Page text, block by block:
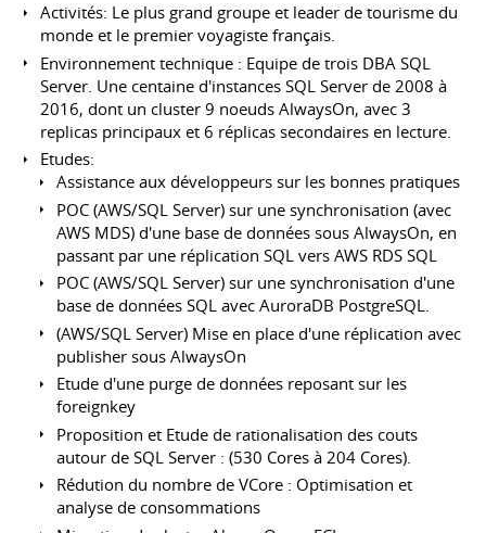
Activités: Le plus grand groupe et leader de tourisme du
monde et le premier voyagiste français.
Environnement technique : Equipe de trois DBA SQL
Server. Une centaine d'instances SQL Server de 2008 à
2016, dont un cluster 9 noeuds AlwaysOn, avec 3
replicas principaux et 6 réplicas secondaires en lecture.
Etudes:
Assistance aux développeurs sur les bonnes pratiques
POC (AWS/SQL Server) sur une synchronisation (avec
AWS MDS) d'une base de données sous AlwaysOn, en
passant par une réplication SQL vers AWS RDS SQL
POC (AWS/SQL Server) sur une synchronisation d'une
base de données SQL avec AuroraDB PostgreSQL.
(AWS/SQL Server) Mise en place d'une réplication avec
publisher sous AlwaysOn
Etude d'une purge de données reposant sur les
foreignkey
Proposition et Etude de rationalisation des couts
autour de SQL Server : (530 Cores à 204 Cores).
Rédution du nombre de VCore : Optimisation et
analyse de consommations